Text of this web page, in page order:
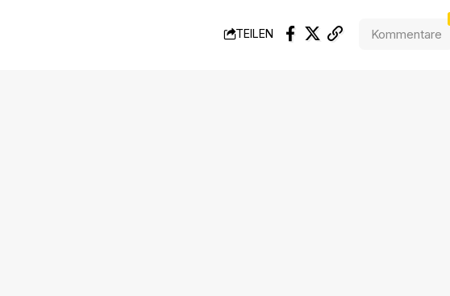
TEILEN Kommentare